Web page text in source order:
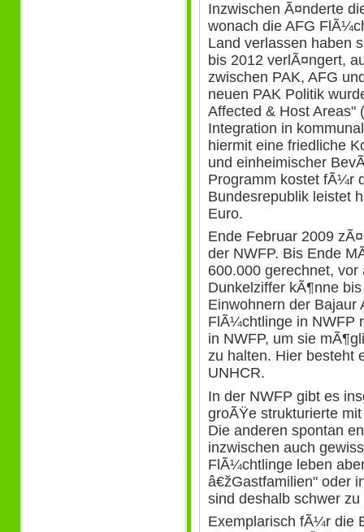
Inzwischen Ã¤nderte
wonach die AFG
Land verlassen haben
bis 2012 verlÃ¤ngert,
zwischen PAK, AFG
neuen PAK Politik
Affected & Host Areas"
Integration in
hiermit eine friedliche
und einheimischer
Programm kostet fÃ¼r
Bundesrepublik leistet
Euro.
Ende Februar 2009
der NWFP. Bis Ende
600.000 gerechnet, vor
Dunkelziffer kÃ¶nne
Einwohnern der Bajaur
FlÃ¼chtlinge in NWFP
in NWFP, um sie
zu halten. Hier besteht
UNHCR.
In der NWFP gibt es
groÃŸe strukturierte
Die anderen spontan
inzwischen auch
FlÃ¼chtlinge leben
â€žGastfamilien" oder
sind deshalb schwer
Exemplarisch fÃ¼r die